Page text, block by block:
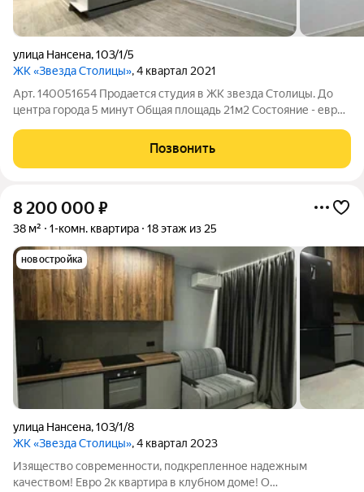
улица Нансена,103/1/5
ЖК «Звезда Столицы», 4 квартал 2021
Арт. 140051654 Продается студия в ЖК звезда Столицы. До
центра города 5 минут Общая площадь 21м2 Состояние - евро-
Полная сумма в договоре Ипотека так же подходит (при
необходимости поможем с
Позвонить
8 200 000 ₽
38 м² 1-комн. квартира 18 этаж из 25
новостройка
улица Нансена,103/1/8
ЖК «Звезда Столицы», 4 квартал 2023
Изящество современности, подкрепленное надежным
качеством! Евро 2к квартира в клубном доме! О